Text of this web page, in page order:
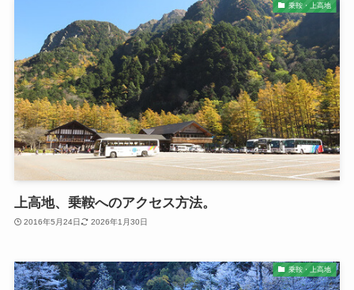
乗鞍・上高地
上高地、乗鞍へのアクセス方法。
2016年5月24日 2026年1月30日
乗鞍・上高地